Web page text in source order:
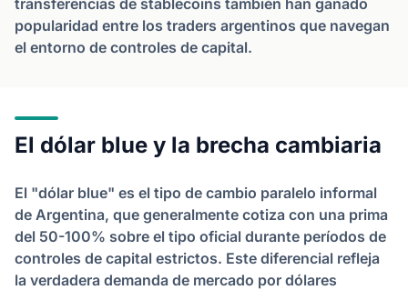
transferencias de stablecoins también han ganado
popularidad entre los traders argentinos que navegan
el entorno de controles de capital.
El dólar blue y la brecha cambiaria
El "dólar blue" es el tipo de cambio paralelo informal
de Argentina, que generalmente cotiza con una prima
del 50-100% sobre el tipo oficial durante períodos de
controles de capital estrictos. Este diferencial refleja
la verdadera demanda de mercado por dólares